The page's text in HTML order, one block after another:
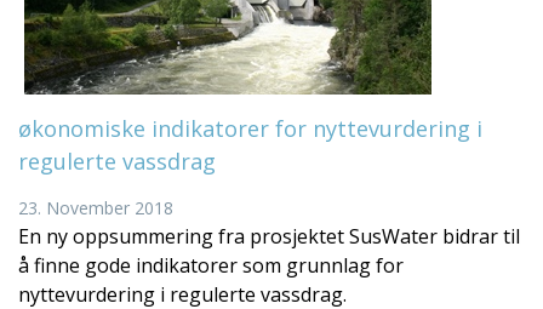
økonomiske indikatorer for nyttevurdering i
regulerte vassdrag
23. November 2018
En ny oppsummering fra prosjektet SusWater bidrar til
å finne gode indikatorer som grunnlag for
nyttevurdering i regulerte vassdrag.